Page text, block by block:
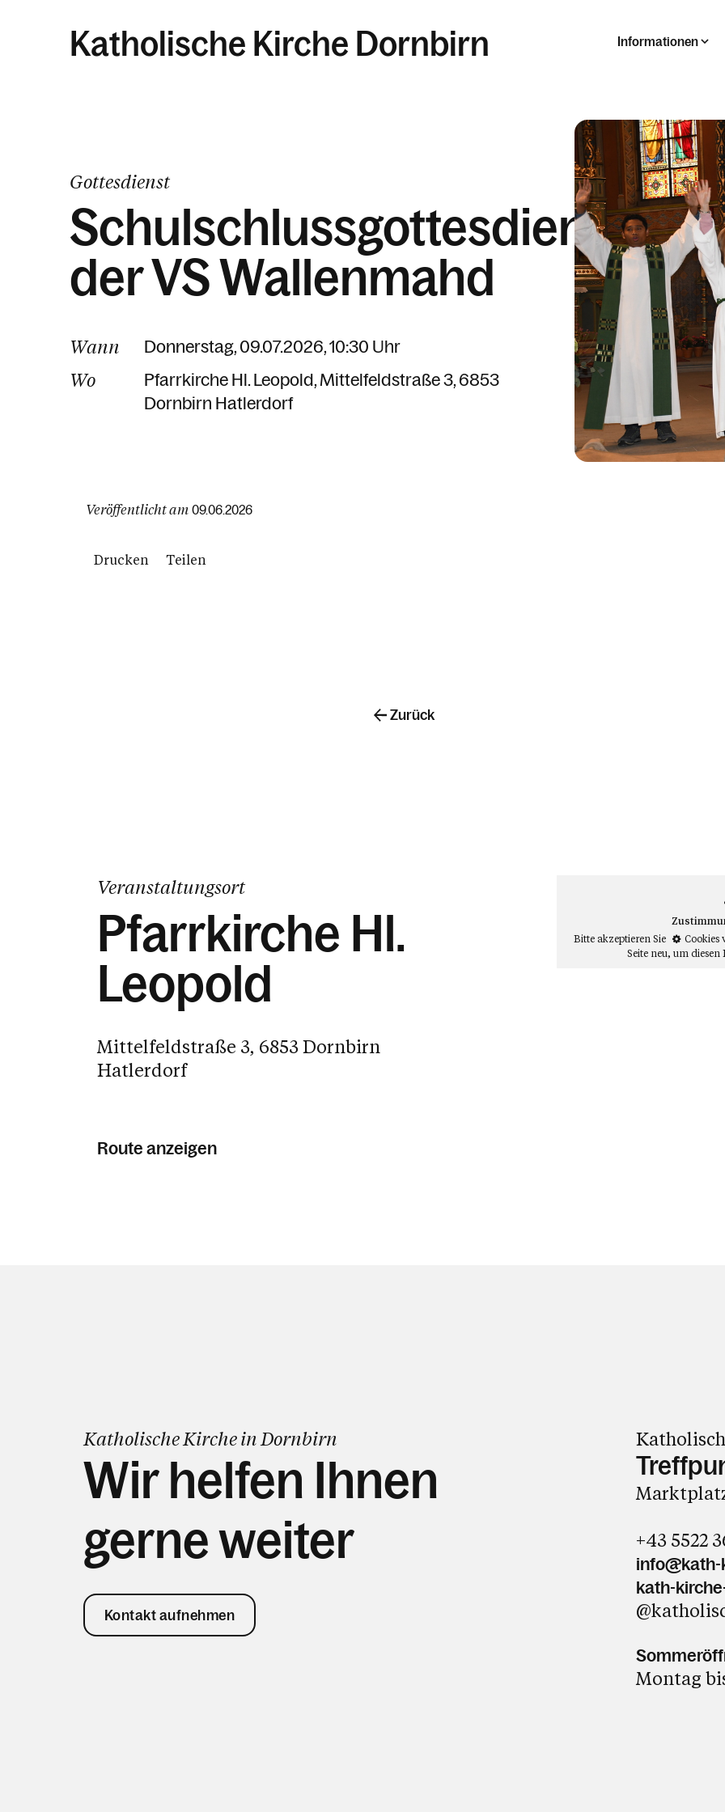
Katholische Kirche Dornbirn Informationen
Gottesdienst
Schulschlussgottesdienst
der VS Wallenmahd
Wann Donnerstag, 09.07.2026, 10:30 Uhr
Wo Pfarrkirche Hl. Leopold Mittelfeldstraße 3 6853
Dornbirn Hatlerdorf
Veröffentlicht am 09.06.2026
Drucken Teilen
Zurück
Veranstaltungsort
Pfarrkirche Hl.
Leopold
Mittelfeldstraße 3, 6853 Dornbirn
Hatlerdorf
Route anzeigen
Bitte akzeptieren Sie
Cookies
Seite neu, um diesen
Katholische Kirche in Dornbirn
Wir helfen Ihnen
gerne weiter
Kontakt aufnehmen
+43 5522
kath-
Montag